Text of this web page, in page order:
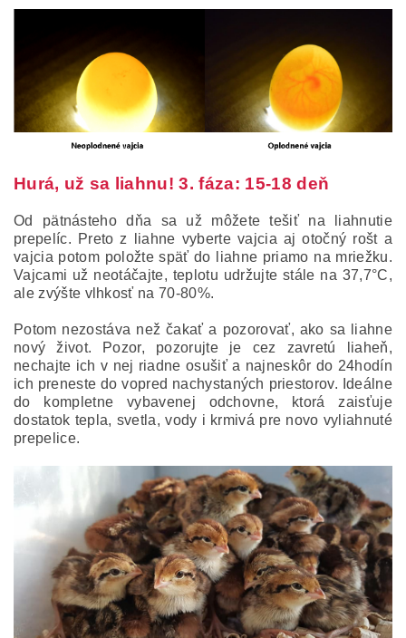
Hurá, už sa liahnu! 3. fáza: 15-18 deň
Od pätnásteho dňa sa už môžete tešiť na liahnutie
prepelíc. Preto z liahne vyberte vajcia aj otočný rošt a
vajcia potom položte späť do liahne priamo na mriežku.
Vajcami už neotáčajte, teplotu udržujte stále na 37,7°C,
ale zvýšte vlhkosť na 70-80%.
Potom nezostáva než čakať a pozorovať, ako sa liahne
nový život. Pozor, pozorujte je cez zavretú liaheň,
nechajte ich v nej riadne osušiť a najneskôr do 24hodín
ich preneste do vopred nachystaných priestorov. Ideálne
do kompletne vybavenej odchovne, ktorá zaisťuje
dostatok tepla, svetla, vody i krmivá pre novo vyliahnuté
prepelice.